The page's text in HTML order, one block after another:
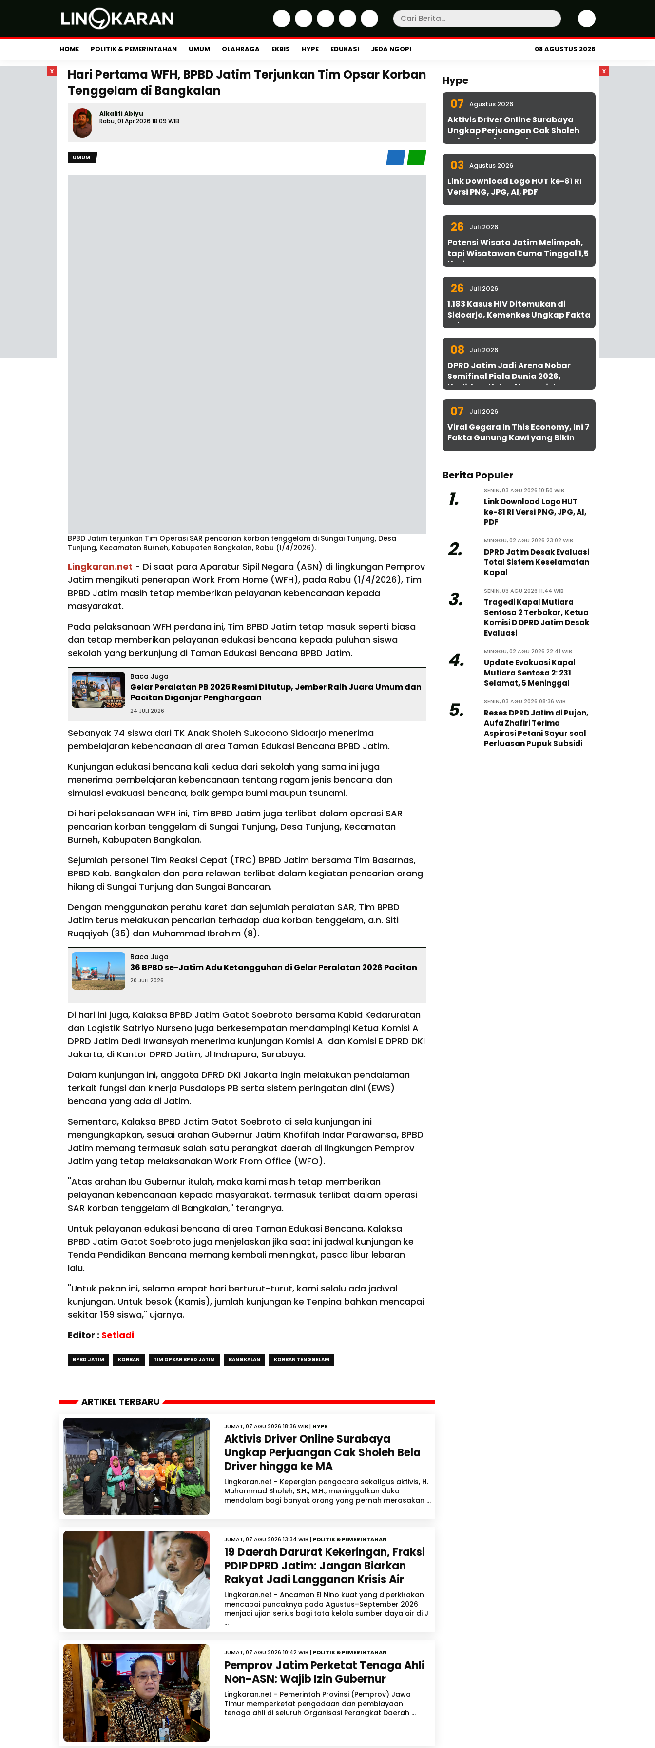
HOME POLITIK & PEMERINTAHAN UMUM OLAHRAGA EKBIS HYPE EDUKASI JEDA NGOPI 08 AGUSTUS 2026
x x
Hari Pertama WFH, BPBD Jatim Terjunkan Tim Opsar Korban
Tenggelam di Bangkalan
Alkalifi Abiyu
Rabu, 01 Apr 2026 18:09 WIB
UMUM
BPBD Jatim terjunkan Tim Operasi SAR pencarian korban tenggelam di Sungai Tunjung, Desa
Tunjung, Kecamatan Burneh, Kabupaten Bangkalan, Rabu (1/4/2026).
Lingkaran.net - Di saat para Aparatur Sipil Negara (ASN) di lingkungan Pemprov
Jatim mengikuti penerapan Work From Home (WFH), pada Rabu (1/4/2026), Tim
BPBD Jatim masih tetap memberikan pelayanan kebencanaan kepada
masyarakat.
Pada pelaksanaan WFH perdana ini, Tim BPBD Jatim tetap masuk seperti biasa
dan tetap memberikan pelayanan edukasi bencana kepada puluhan siswa
sekolah yang berkunjung di Taman Edukasi Bencana BPBD Jatim.
Baca Juga
Gelar Peralatan PB 2026 Resmi Ditutup, Jember Raih Juara Umum dan
Pacitan Diganjar Penghargaan
24 JULI 2026
Sebanyak 74 siswa dari TK Anak Sholeh Sukodono Sidoarjo menerima
pembelajaran kebencanaan di area Taman Edukasi Bencana BPBD Jatim.
Kunjungan edukasi bencana kali kedua dari sekolah yang sama ini juga
menerima pembelajaran kebencanaan tentang ragam jenis bencana dan
simulasi evakuasi bencana, baik gempa bumi maupun tsunami.
Di hari pelaksanaan WFH ini, Tim BPBD Jatim juga terlibat dalam operasi SAR
pencarian korban tenggelam di Sungai Tunjung, Desa Tunjung, Kecamatan
Burneh, Kabupaten Bangkalan.
Sejumlah personel Tim Reaksi Cepat (TRC) BPBD Jatim bersama Tim Basarnas,
BPBD Kab. Bangkalan dan para relawan terlibat dalam kegiatan pencarian orang
hilang di Sungai Tunjung dan Sungai Bancaran.
Dengan menggunakan perahu karet dan sejumlah peralatan SAR, Tim BPBD
Jatim terus melakukan pencarian terhadap dua korban tenggelam, a.n. Siti
Ruqqiyah (35) dan Muhammad Ibrahim (8).
Baca Juga
36 BPBD se-Jatim Adu Ketangguhan di Gelar Peralatan 2026 Pacitan
20 JULI 2026
Di hari ini juga, Kalaksa BPBD Jatim Gatot Soebroto bersama Kabid Kedaruratan
dan Logistik Satriyo Nurseno juga berkesempatan mendampingi Ketua Komisi A
DPRD Jatim Dedi Irwansyah menerima kunjungan Komisi A dan Komisi E DPRD DKI
Jakarta, di Kantor DPRD Jatim, Jl Indrapura, Surabaya.
Dalam kunjungan ini, anggota DPRD DKI Jakarta ingin melakukan pendalaman
terkait fungsi dan kinerja Pusdalops PB serta sistem peringatan dini (EWS)
bencana yang ada di Jatim.
Sementara, Kalaksa BPBD Jatim Gatot Soebroto di sela kunjungan ini
mengungkapkan, sesuai arahan Gubernur Jatim Khofifah Indar Parawansa, BPBD
Jatim memang termasuk salah satu perangkat daerah di lingkungan Pemprov
Jatim yang tetap melaksanakan Work From Office (WFO).
"Atas arahan Ibu Gubernur itulah, maka kami masih tetap memberikan
pelayanan kebencanaan kepada masyarakat, termasuk terlibat dalam operasi
SAR korban tenggelam di Bangkalan," terangnya.
Untuk pelayanan edukasi bencana di area Taman Edukasi Bencana, Kalaksa
BPBD Jatim Gatot Soebroto juga menjelaskan jika saat ini jadwal kunjungan ke
Tenda Pendidikan Bencana memang kembali meningkat, pasca libur lebaran
lalu.
"Untuk pekan ini, selama empat hari berturut-turut, kami selalu ada jadwal
kunjungan. Untuk besok (Kamis), jumlah kunjungan ke Tenpina bahkan mencapai
sekitar 159 siswa," ujarnya.
Editor : Setiadi
BPBD JATIM KORBAN TIM OPSAR BPBD JATIM BANGKALAN KORBAN TENGGELAM
ARTIKEL TERBARU
JUMAT, 07 AGU 2026 18:36 WIB | HYPE
Aktivis Driver Online Surabaya
Ungkap Perjuangan Cak Sholeh Bela
Driver hingga ke MA
Lingkaran.net - Kepergian pengacara sekaligus aktivis, H.
Muhammad Sholeh, S.H., M.H., meninggalkan duka
mendalam bagi banyak orang yang pernah merasakan ...
JUMAT, 07 AGU 2026 13:34 WIB | POLITIK & PEMERINTAHAN
19 Daerah Darurat Kekeringan, Fraksi
PDIP DPRD Jatim: Jangan Biarkan
Rakyat Jadi Langganan Krisis Air
Lingkaran.net - Ancaman El Nino kuat yang diperkirakan
mencapai puncaknya pada Agustus–September 2026
menjadi ujian serius bagi tata kelola sumber daya air di J
...
JUMAT, 07 AGU 2026 10:42 WIB | POLITIK & PEMERINTAHAN
Pemprov Jatim Perketat Tenaga Ahli
Non-ASN: Wajib Izin Gubernur
Lingkaran.net - Pemerintah Provinsi (Pemprov) Jawa
Timur memperketat pengadaan dan pembiayaan
tenaga ahli di seluruh Organisasi Perangkat Daerah ...
Hype
07 Agustus 2026
Aktivis Driver Online Surabaya
Ungkap Perjuangan Cak Sholeh
Bela Driver hingga ke MA
03 Agustus 2026
Link Download Logo HUT ke-81 RI
Versi PNG, JPG, AI, PDF
26 Juli 2026
Potensi Wisata Jatim Melimpah,
tapi Wisatawan Cuma Tinggal 1,5
Hari
26 Juli 2026
1.183 Kasus HIV Ditemukan di
Sidoarjo, Kemenkes Ungkap Fakta
Sebenarnya
08 Juli 2026
DPRD Jatim Jadi Arena Nobar
Semifinal Piala Dunia 2026,
Hadirkan Uston Nawawi dan
UMKM Gratis untuk 1.000 Warga
07 Juli 2026
Viral Gegara In This Economy, Ini 7
Fakta Gunung Kawi yang Bikin
Penasaran
Berita Populer
1. SENIN, 03 AGU 2026 10:50 WIB
Link Download Logo HUT
ke-81 RI Versi PNG, JPG, AI,
PDF
2. MINGGU, 02 AGU 2026 23:02 WIB
DPRD Jatim Desak Evaluasi
Total Sistem Keselamatan
Kapal
3. SENIN, 03 AGU 2026 11:44 WIB
Tragedi Kapal Mutiara
Sentosa 2 Terbakar, Ketua
Komisi D DPRD Jatim Desak
Evaluasi
4. MINGGU, 02 AGU 2026 22:41 WIB
Update Evakuasi Kapal
Mutiara Sentosa 2: 231
Selamat, 5 Meninggal
5. SENIN, 03 AGU 2026 08:36 WIB
Reses DPRD Jatim di Pujon,
Aufa Zhafiri Terima
Aspirasi Petani Sayur soal
Perluasan Pupuk Subsidi